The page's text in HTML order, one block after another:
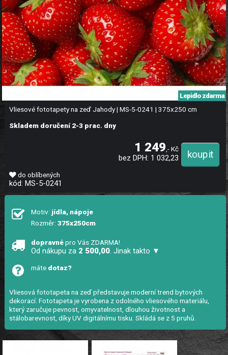
Vliesové fototapety na zeď Jahody | MS-5-0241 | 375x250 cm
Lepidlo zdarma
Skladem doručení 2-3 prac. dny
1 249,- Kč
bez DPH: 1 032,23
do oblíbených
kód: MS-5-0241
Motiv: jídla, nápoje
Rozměr: 375x250cm
dopravnépro Vás ZDARMA!
Od nákupu za 2 500,00. Jinak takto ▼
máte dotaz?
Vliesová fototapeta na zeď představuje moderní trend bytových
dekorací. Fototapeta je vyrobena z odolného vliesového materiálu,
který zaručuje pevnost, omyvatelnost, dlouhou životnost a
stálobarevnost, díky UV digitálnímu tisku. Skládá se z 5 pruhů.